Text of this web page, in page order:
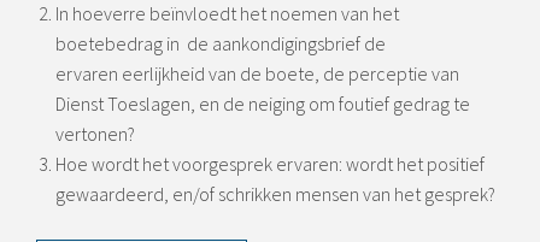
In hoeverre beïnvloedt het noemen van het
boetebedrag in de aankondigingsbrief de
ervaren eerlijkheid van de boete, de perceptie van
Dienst Toeslagen, en de neiging om foutief gedrag te
vertonen?
Hoe wordt het voorgesprek ervaren: wordt het positief
gewaardeerd, en/of schrikken mensen van het gesprek?